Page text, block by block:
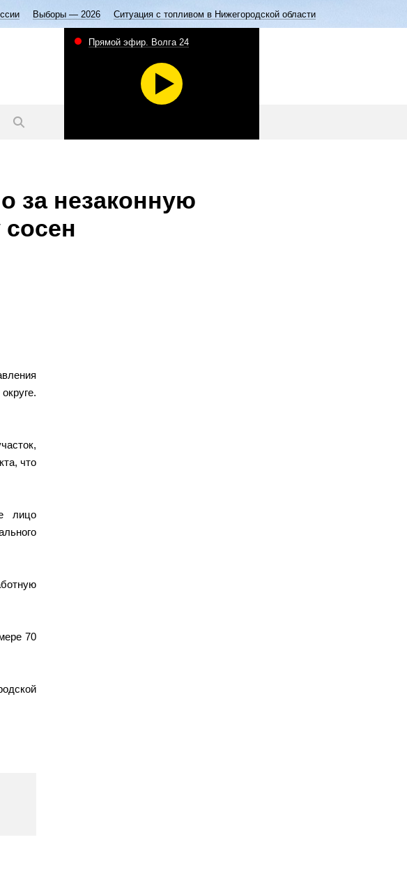
Выборы — 2026 Ситуация с топливом в Нижегородской области
Прямой эфир. Волга 24
за незаконную
что
лицо
70